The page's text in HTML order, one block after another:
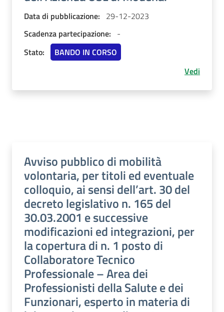
Data di pubblicazione: 29-12-2023
Scadenza partecipazione: -
Stato:
BANDO IN CORSO
Vedi
Avviso pubblico di mobilità
volontaria, per titoli ed eventuale
colloquio, ai sensi dell’art. 30 del
decreto legislativo n. 165 del
30.03.2001 e successive
modificazioni ed integrazioni, per
la copertura di n. 1 posto di
Collaboratore Tecnico
Professionale – Area dei
Professionisti della Salute e dei
Funzionari, esperto in materia di